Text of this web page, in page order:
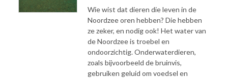
Wie wist dat dieren die leven in de
Noordzee oren hebben? Die hebben
ze zeker, en nodig ook! Het water van
de Noordzee is troebel en
ondoorzichtig. Onderwaterdieren,
zoals bijvoorbeeld de bruinvis,
gebruiken geluid om voedsel en